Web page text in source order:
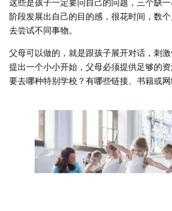
阶段发展出自己的目的感，很花时间，数
去尝试不同事物。
父母可以做的，就是跟孩子展开对话，刺
提出一个小小开始，父母必须提供足够的
要去哪种特别学校？有哪些链接、书籍或网